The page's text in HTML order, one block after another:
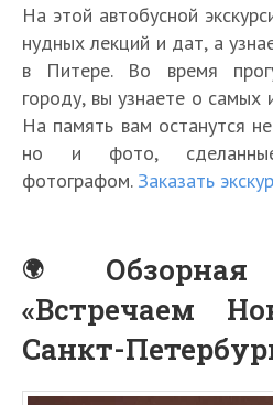
На этой автобусной
нудных лекций и дат, а
в Питере. Во время
городу, вы узнаете о самых
На память вам останутся
но и фото, сделанные
фотографом. Заказать
«Встречаем
Санкт-